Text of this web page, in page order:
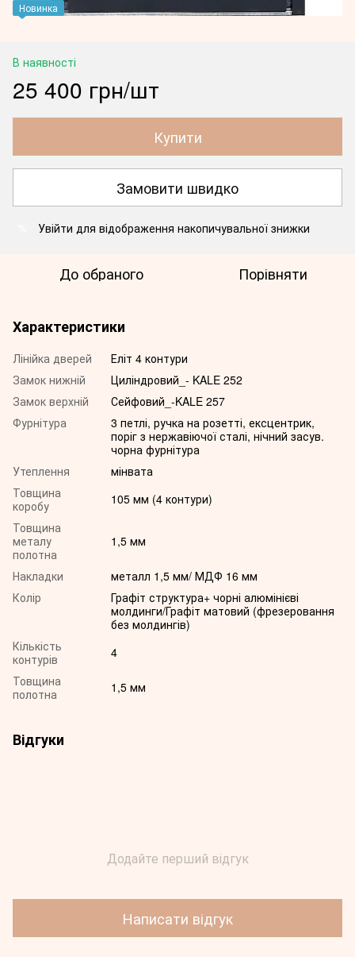
Новинка
В наявності
25 400 грн/шт
Купити
Замовити швидко
Увійти для відображення накопичувальної знижки
До обраного Порівняти
Характеристики
Лінійка дверей
Еліт 4 контури
Замок нижній
Циліндровий_- KALE 252
Замок верхній
Сейфовий_-KALE 257
Фурнітура
3 петлі, ручка на розетті, ексцентрик,
поріг з нержавіючої сталі, нічний засув.
чорна фурнітура
Утеплення
мінвата
Товщина
коробу
105 мм (4 контури)
Товщина
металу
полотна
1,5 мм
Накладки
металл 1,5 мм/ МДФ 16 мм
Колір
Графіт структура+ чорні алюмінієві
молдинги/Графіт матовий (фрезеровання
без молдингів)
Кількість
контурів
4
Товщина
полотна
1,5 мм
Відгуки
Додайте перший відгук
Написати відгук